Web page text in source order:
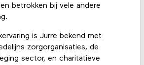
betrokken bij vele andere
is Jurre bekend met
zorgorganisaties, de
sector, en charitatieve